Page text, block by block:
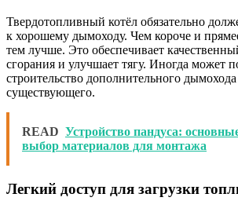
Твердотопливный котёл обязательно
к хорошему дымоходу. Чем короче и
тем лучше. Это обеспечивает
сгорания и улучшает тягу. Иногда может
строительство дополнительного
существующего.
READ Устройство пандуса:
выбор материалов для монтажа
Легкий доступ для загрузки